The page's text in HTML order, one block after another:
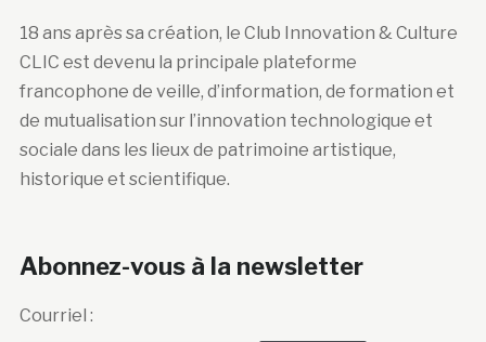
18 ans après sa création, le Club Innovation & Culture
CLIC est devenu la principale plateforme
francophone de veille, d’information, de formation et
de mutualisation sur l’innovation technologique et
sociale dans les lieux de patrimoine artistique,
historique et scientifique.
Abonnez-vous à la newsletter
Courriel :